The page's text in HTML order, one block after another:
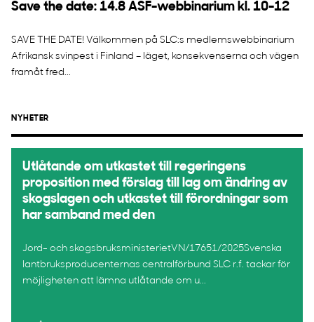
Save the date: 14.8 ASF-webbinarium kl. 10-12
SAVE THE DATE! Välkommen på SLC:s medlemswebbinarium
Afrikansk svinpest i Finland – läget, konsekvenserna och vägen
framåt fred...
NYHETER
Utlåtande om utkastet till regeringens
proposition med förslag till lag om ändring av
skogslagen och utkastet till förordningar som
har samband med den
Jord- och skogsbruksministerietVN/17651/2025Svenska
lantbruksproducenternas centralförbund SLC r.f. tackar för
möjligheten att lämna utlåtande om u...